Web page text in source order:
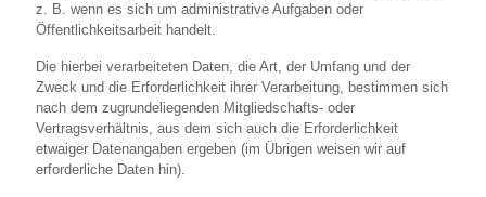
z. B. wenn es sich um administrative Aufgaben oder
Öffentlichkeitsarbeit handelt.
Die hierbei verarbeiteten Daten, die Art, der Umfang und der
Zweck und die Erforderlichkeit ihrer Verarbeitung, bestimmen sich
nach dem zugrundeliegenden Mitgliedschafts- oder
Vertragsverhältnis, aus dem sich auch die Erforderlichkeit
etwaiger Datenangaben ergeben (im Übrigen weisen wir auf
erforderliche Daten hin).